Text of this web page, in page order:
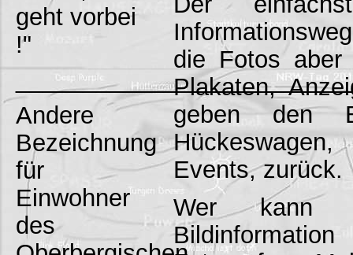
geht vorbei
!"
Andere
Bezeichnung
für
Einwohner
des
die Fotos
Plakaten,
geben den
Events, zurück.
Wer kann